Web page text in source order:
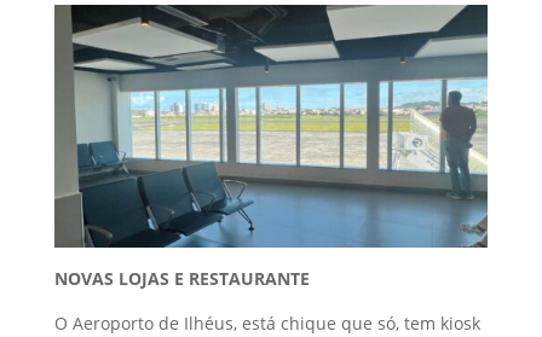
NOVAS LOJAS E RESTAURANTE
O Aeroporto de Ilhéus, está chique que só, tem kiosk